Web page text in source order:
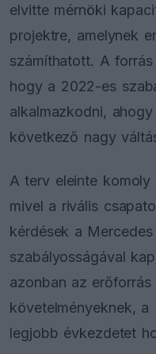
elvitte mérnöki
projektre, amelynek
számíthatott. A
hogy a 2022-es
alkalmazkodni,
következő nagy
A terv eleinte
mivel a rivális
kérdések a
szabályosságával
azonban az
követelményeknek,
legjobb évkezdetet